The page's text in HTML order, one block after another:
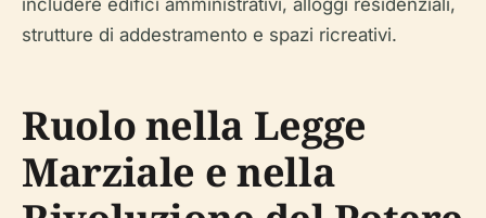
includere edifici amministrativi, alloggi residenziali,
strutture di addestramento e spazi ricreativi.
Ruolo nella Legge
Marziale e nella